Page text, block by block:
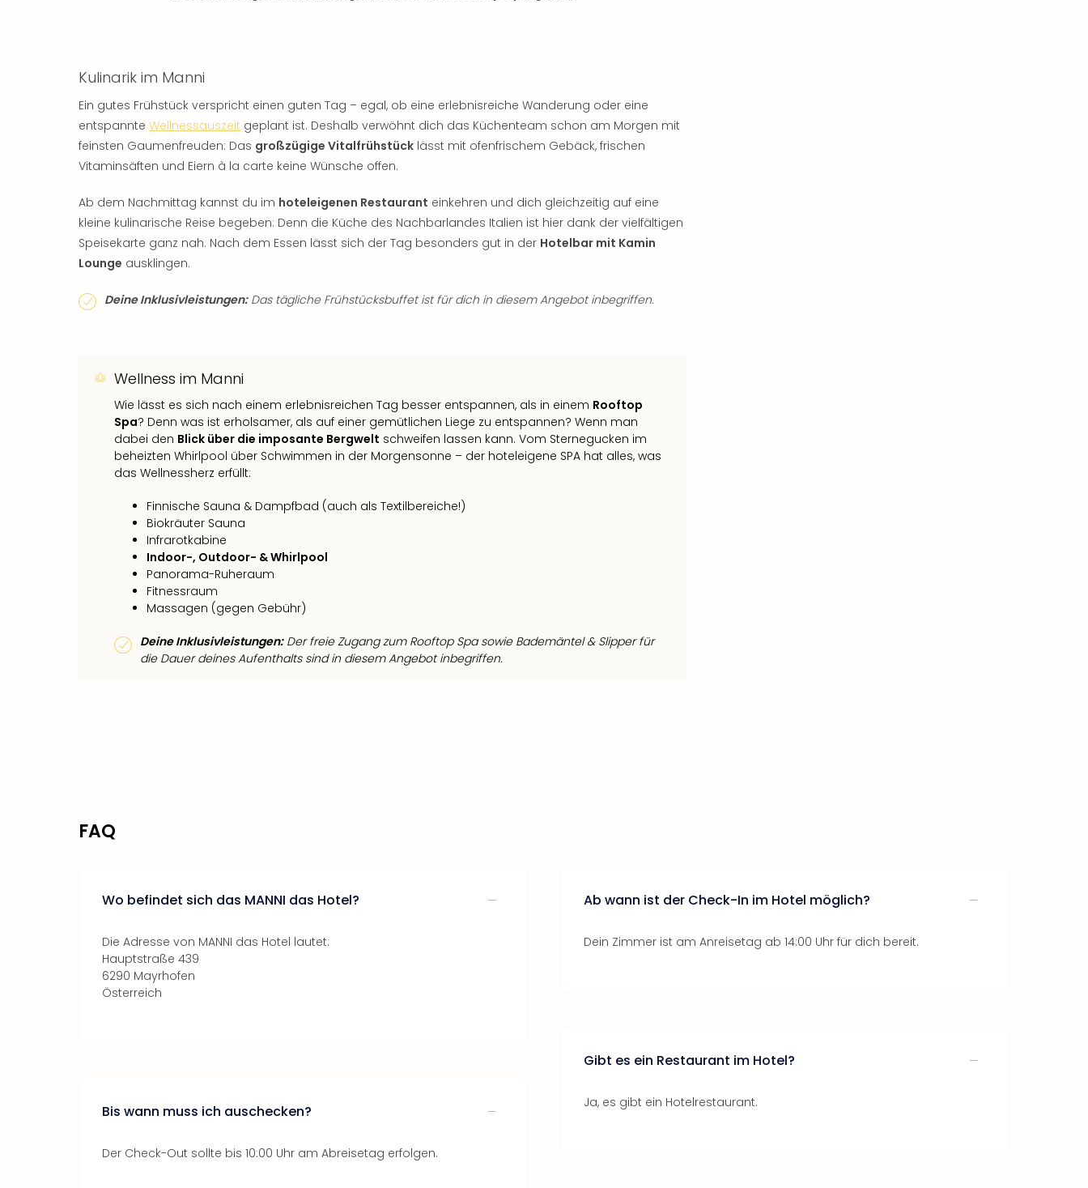
Kulinarik im Manni
Ein gutes Frühstück verspricht einen guten Tag – egal, ob eine erlebnisreiche Wanderung oder eine
entspannte Wellnessauszeit geplant ist. Deshalb verwöhnt dich das Küchenteam schon am Morgen mit
feinsten Gaumenfreuden: Das großzügige Vitalfrühstück lässt mit ofenfrischem Gebäck, frischen
Vitaminsäften und Eiern à la carte keine Wünsche offen.
Ab dem Nachmittag kannst du im hoteleigenen Restaurant einkehren und dich gleichzeitig auf eine
kleine kulinarische Reise begeben: Denn die Küche des Nachbarlandes Italien ist hier dank der vielfältigen
Speisekarte ganz nah. Nach dem Essen lässt sich der Tag besonders gut in der Hotelbar mit Kamin
Lounge ausklingen.
Deine Inklusivleistungen:Das tägliche Frühstücksbuffet ist für dich in diesem Angebot inbegriffen.
Wellness im Manni
Wie lässt es sich nach einem erlebnisreichen Tag besser entspannen, als in einem Rooftop
Spa? Denn was ist erholsamer, als auf einer gemütlichen Liege zu entspannen? Wenn man
dabei den Blick über die imposante Bergwelt schweifen lassen kann. Vom Sternegucken im
beheizten Whirlpool über Schwimmen in der Morgensonne – der hoteleigene SPA hat alles, was
das Wellnessherz erfüllt:
Finnische Sauna & Dampfbad (auch als Textilbereiche!)
Biokräuter Sauna
Infrarotkabine
Indoor-, Outdoor- & Whirlpool
Panorama-Ruheraum
Fitnessraum
Massagen (gegen Gebühr)
Deine Inklusivleistungen:Der freie Zugang zum Rooftop Spa sowie Bademäntel & Slipper für
die Dauer deines Aufenthalts sind in diesem Angebot inbegriffen.
FAQ
Wo befindet sich das MANNI das Hotel?
Die Adresse von MANNI das Hotel lautet:
Hauptstraße 439
6290 Mayrhofen
Österreich
Bis wann muss ich auschecken?
Der Check-Out sollte bis 10:00 Uhr am Abreisetag erfolgen.
Ab wann ist der Check-In im Hotel möglich?
Dein Zimmer ist am Anreisetag ab 14:00 Uhr für dich bereit.
Gibt es ein Restaurant im Hotel?
Ja, es gibt ein Hotelrestaurant.